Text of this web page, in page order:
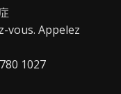
vous. Appelez
1027